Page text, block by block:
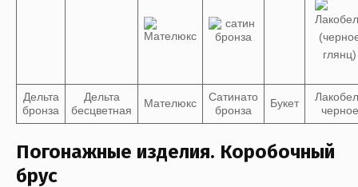
Дельта
бронза
Дельта
бесцветная
Мателюкс
Сатинато
бронза
Букет
черное
Погонажные изделия. Коробочный
брус